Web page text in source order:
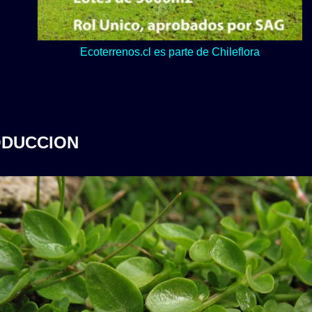
Lo verde y naturaleza dominan en nuestro Loteo